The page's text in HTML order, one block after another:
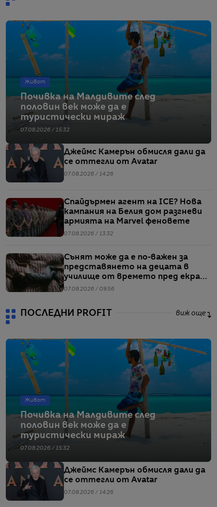
Живот
Почивка на Малдивите след
половин век може да е
туристически мираж
07.08.2026 / 15:32
Джеймс Камерън обмисля дали да
се оттегли от Avatar
07.08.2026 / 14:26
Спайдърмен агент на ICE? Нова
кампания на Белия дом разгневи
армията на Marvel феновете
07.08.2026 / 13:32
Сънят може да е по-важен за
представянето на децата в
училище от времето пред екран
или храненето, сочи проучване
07.08.2026 / 09:56
ПОСЛЕДНИ PROFIT виж още
Живот
Почивка на Малдивите след
половин век може да е
туристически мираж
07.08.2026 / 15:32
Джеймс Камерън обмисля дали да
се оттегли от Avatar
07.08.2026 / 14:26